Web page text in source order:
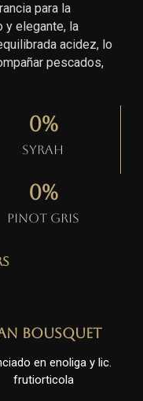
para la
y elegante, la
acidez, lo
pescados,
Syrah
0%
Pinot gris
0%
Bousquet
en enoliga y lic.
frutiorticola